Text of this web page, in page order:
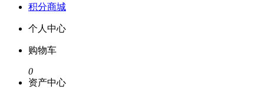
积分商城
个人中心
购物车
0
资产中心